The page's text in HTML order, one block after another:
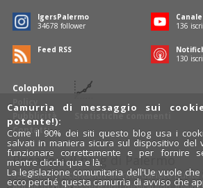
Colophon
Policy
Pubblicità
Contatti
Statistiche commenti
IgersPalermo
34678 follower
136
Feed RSS
130
Rosalio è il blog di Palermo
754 autoriraccontano Palermo dal loro punto
Camurrìa di messaggio sui
potente!):
Come il 90% dei siti questo blog usa i
salvati in maniera sicura sul dispositivo del
funzionare correttamente e per fornire
mentre clicchi qua e là.
La legislazione comunitaria dell'Ue vuole
ecco perché questa camurrìa di avviso che